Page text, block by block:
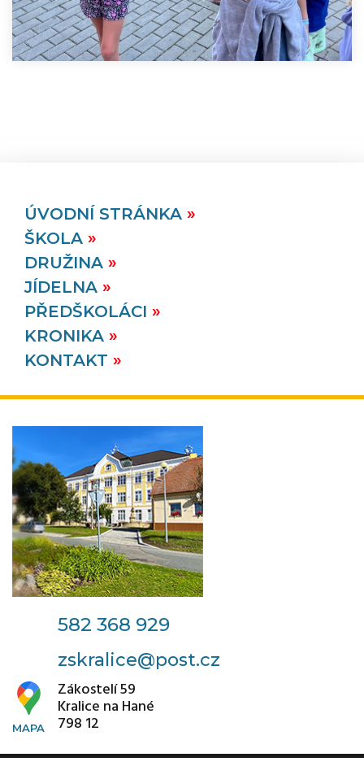
ÚVODNÍ STRÁNKA
ŠKOLA
DRUŽINA
JÍDELNA
PŘEDŠKOLÁCI
KRONIKA
KONTAKT
582 368 929
zskralice@post.cz
Zákostelí 59
Kralice na Hané
798 12